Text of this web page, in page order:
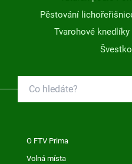
Pěstování
Tvarohové knedlíky
O FTV Prima
Volná místa